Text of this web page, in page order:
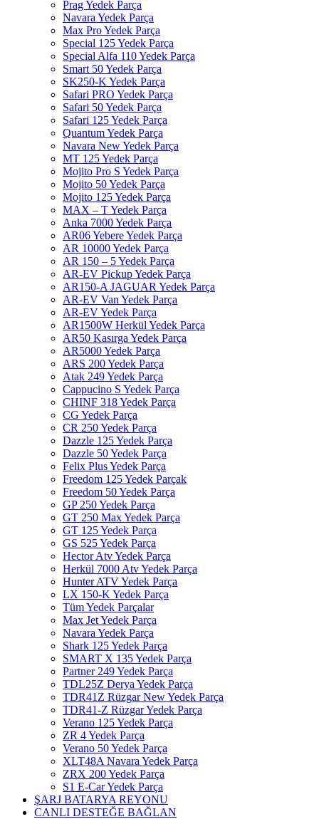
Prag Yedek Parça
Navara Yedek Parça
Max Pro Yedek Parça
Special 125 Yedek Parça
Special Alfa 110 Yedek Parça
Smart 50 Yedek Parça
SK250-K Yedek Parça
Safari PRO Yedek Parça
Safari 50 Yedek Parça
Safari 125 Yedek Parça
Quantum Yedek Parça
Navara New Yedek Parça
MT 125 Yedek Parça
Mojito Pro S Yedek Parça
Mojito 50 Yedek Parça
Mojito 125 Yedek Parça
MAX – T Yedek Parça
Anka 7000 Yedek Parça
AR06 Yebere Yedek Parça
AR 10000 Yedek Parça
AR 150 – 5 Yedek Parça
AR-EV Pickup Yedek Parça
AR150-A JAGUAR Yedek Parça
AR-EV Van Yedek Parça
AR-EV Yedek Parça
AR1500W Herkül Yedek Parça
AR50 Kasırga Yedek Parça
AR5000 Yedek Parça
ARS 200 Yedek Parça
Atak 249 Yedek Parça
Cappucino S Yedek Parça
CHINF 318 Yedek Parça
CG Yedek Parça
CR 250 Yedek Parça
Dazzle 125 Yedek Parça
Dazzle 50 Yedek Parça
Felix Plus Yedek Parça
Freedom 125 Yedek Parçak
Freedom 50 Yedek Parça
GP 250 Yedek Parça
GT 250 Max Yedek Parça
GT 125 Yedek Parça
GS 525 Yedek Parça
Hector Atv Yedek Parça
Herkül 7000 Atv Yedek Parça
Hunter ATV Yedek Parça
LX 150-K Yedek Parça
Tüm Yedek Parçalar
Max Jet Yedek Parça
Navara Yedek Parça
Shark 125 Yedek Parça
SMART X 135 Yedek Parça
Partner 249 Yedek Parça
TDL25Z Derya Yedek Parça
TDR41Z Rüzgar New Yedek Parça
TDR41-Z Rüzgar Yedek Parça
Verano 125 Yedek Parça
ZR 4 Yedek Parça
Verano 50 Yedek Parça
XLT48A Navara Yedek Parça
ZRX 200 Yedek Parça
S1 E-Car Yedek Parça
ŞARJ BATARYA REYONU
CANLI DESTEĞE BAĞLAN